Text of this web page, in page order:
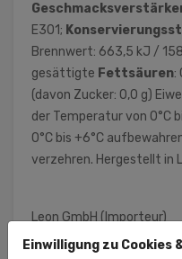
E301;
Brennwert: 663,5 kJ /
gesättigte Fettsäuren:
(davon Zucker: 0,0 g)
der Temperatur von 0°C
0°C bis +6°C
verzehren. Hergestellt in
Leon GmbH (Importeur)
Steinmannweg 5
Einwilligung zu